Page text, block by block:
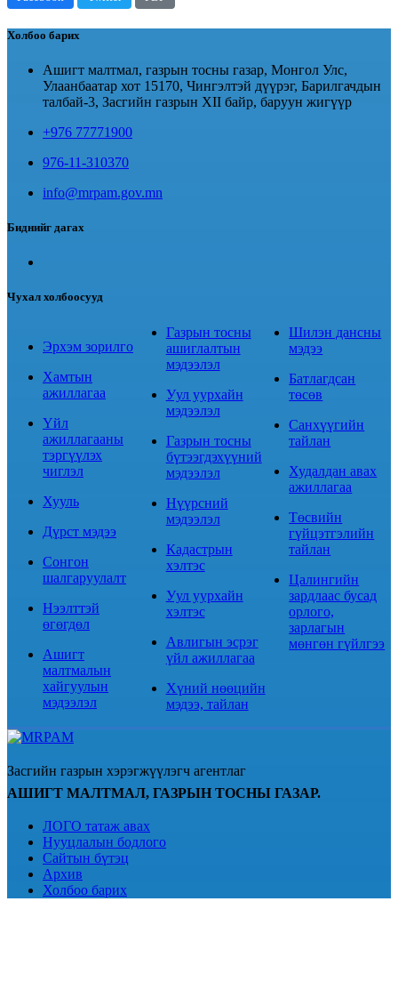
Холбоо барих
Ашигт малтмал, газрын тосны газар, Монгол Улс,
Улаанбаатар хот 15170, Чингэлтэй дүүрэг, Барилгачдын
талбай-3, Засгийн газрын XII байр, баруун жигүүр
+976 77771900
976-11-310370
info@mrpam.gov.mn
Биднийг дагах
Чухал холбоосууд
Эрхэм зорилго
Хамтын
ажиллагаа
Үйл
ажиллагааны
тэргүүлэх
чиглэл
Хууль
Дүрст мэдээ
Сонгон
шалгаруулалт
Нээлттэй
өгөгдөл
Ашигт
малтмалын
хайгуулын
мэдээлэл
Газрын тосны
ашиглалтын
мэдээлэл
Уул уурхайн
мэдээлэл
Газрын тосны
бүтээгдэхүүний
мэдээлэл
Нүүрсний
мэдээлэл
Кадастрын
хэлтэс
Уул уурхайн
хэлтэс
Авлигын эсрэг
үйл ажиллагаа
Хүний нөөцийн
мэдээ, тайлан
Шилэн дансны
мэдээ
Батлагдсан
төсөв
Санхүүгийн
тайлан
Худалдан авах
ажиллагаа
Төсвийн
гүйцэтгэлийн
тайлан
Цалингийн
зардлаас бусад
орлого,
зарлагын
мөнгөн гүйлгээ
Засгийн газрын хэрэгжүүлэгч агентлаг
АШИГТ МАЛТМАЛ, ГАЗРЫН ТОСНЫ ГАЗАР.
ЛОГО татаж авах
Нууцлалын бодлого
Сайтын бүтэц
Архив
Холбоо барих